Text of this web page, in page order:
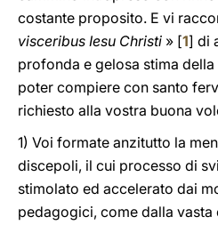
costante proposito. E vi
visceribus Iesu Christi » [1] di
profonda e gelosa stima
poter compiere con santo
richiesto alla vostra buona
1) Voi formate anzitutto la
discepoli, il cui processo di
stimolato ed accelerato dai
pedagogici, come dalla